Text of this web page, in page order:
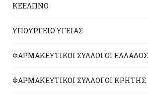
ΚΕΕΛΠΝΟ
ΥΠΟΥΡΓΕΙΟ ΥΓΕΙΑΣ
ΦΑΡΜΑΚΕΥΤΙΚΟΙ ΣΥΛΛΟΓΟΙ ΕΛΛΑΔΟΣ
ΦΑΡΜΑΚΕΥΤΙΚΟΙ ΣΥΛΛΟΓΟΙ ΚΡΗΤΗΣ